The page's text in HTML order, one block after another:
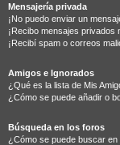
Mensajería privada
¡No puedo enviar un
¡Recibo mensajes privados
¡Recibí spam o correos
Amigos e Ignorados
¿Qué es la lista de Mis
¿Cómo se puede añadir o
Búsqueda en los foros
¿Cómo se puede buscar